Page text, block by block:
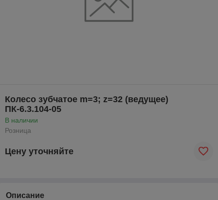
Колесо зубчатое m=3; z=32 (ведущее)
ПК-6.3.104-05
В наличии
Розница
Цену уточняйте
Описание